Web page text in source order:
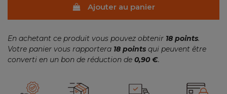
Ajouter au panier
En achetant ce produit vous pouvez obtenir 18 points.
Votre panier vous rapportera 18 points qui peuvent être
converti en un bon de réduction de 0,90 €.